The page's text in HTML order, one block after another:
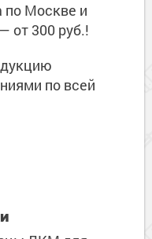
по Москве и
— от 300 руб.!
по всей